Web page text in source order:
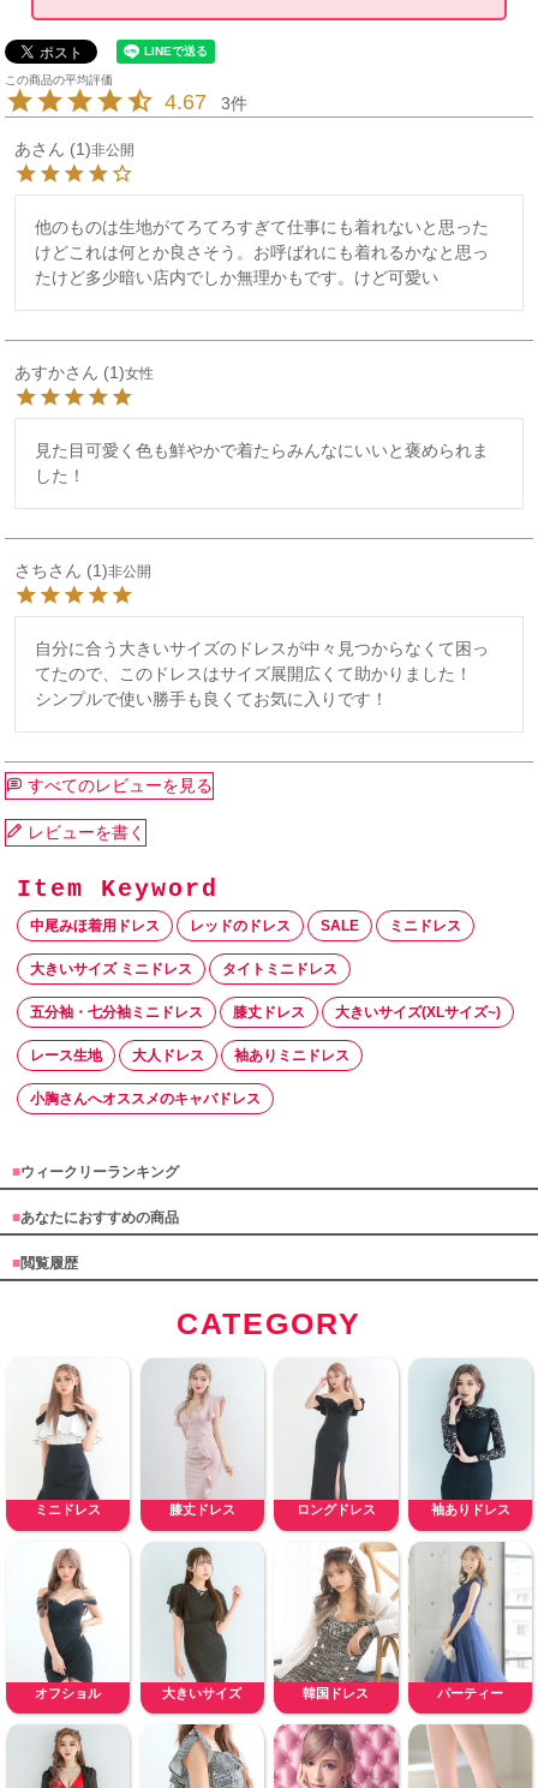
4.67 3
あ 1 非公開
他のものは生地がてろてろすぎて仕事にも着れないと思った
けどこれは何とか良さそう。お呼ばれにも着れるかなと思っ
たけど多少暗い店内でしか無理かもです。けど可愛い
あすか 1 女性
見た目可愛く色も鮮やかで着たらみんなにいいと褒められま
した！
さち 1 非公開
自分に合う大きいサイズのドレスが中々見つからなくて困っ
てたので、このドレスはサイズ展開広くて助かりました！
シンプルで使い勝手も良くてお気に入りです！
すべてのレビューを見る
レビューを書く
中尾みほ着用ドレス レッドのドレス SALE ミニドレス
大きいサイズ ミニドレス タイトミニドレス
五分袖・七分袖ミニドレス 膝丈ドレス 大きいサイズ(XLサイズ~)
レース生地 大人ドレス 袖ありミニドレス
小胸さんへオススメのキャバドレス
■ウィークリーランキング
■あなたにおすすめの商品
■閲覧履歴
CATEGORY
ミニドレス 膝丈ドレス ロングドレス 袖ありドレス
オフショル 大きいサイズ 韓国ドレス パーティー